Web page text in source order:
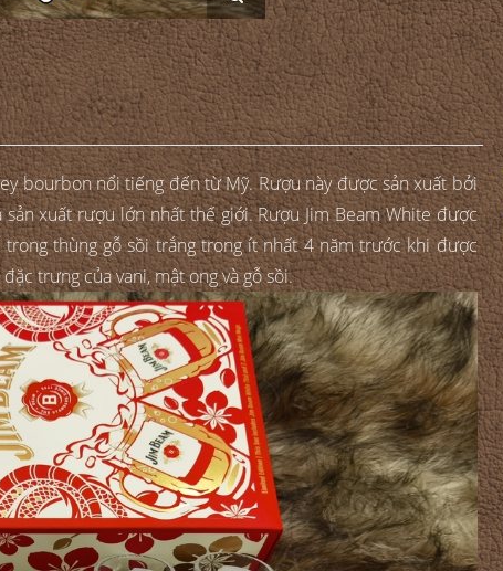
bourbon nổi tiếng đến từ Mỹ. Rượu này được sản xuất bởi
xuất rượu lớn nhất thế giới. Rượu Jim Beam White được
thùng gỗ sồi trắng trong ít nhất 4 năm trước khi được
trưng của vani, mật ong và gỗ sồi.